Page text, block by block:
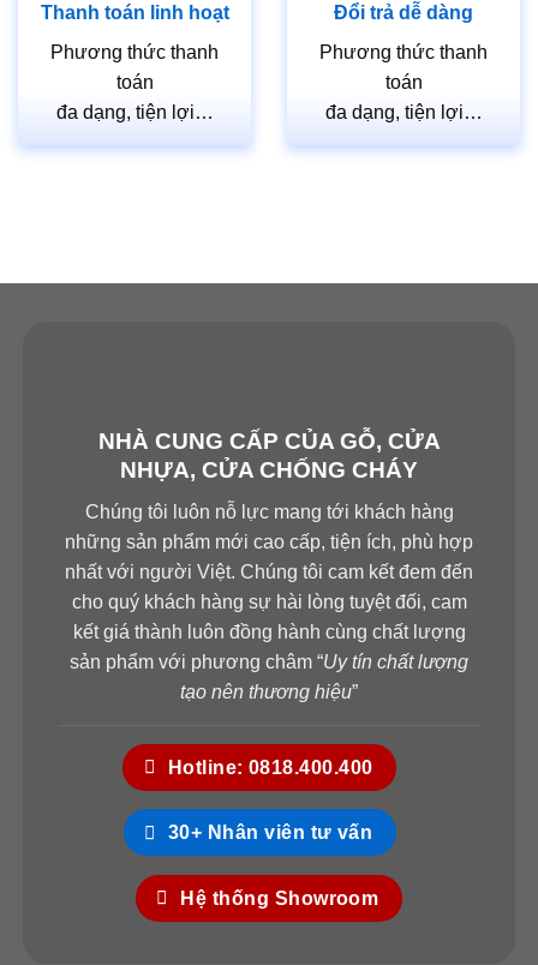
Thanh toán linh hoạt
Phương thức thanh
toán
đa dạng, tiện lợi…
Đổi trả dễ dàng
Phương thức thanh
toán
đa dạng, tiện lợi…
NHÀ CUNG CẤP CỦA GỖ, CỬA
NHỰA, CỬA CHỐNG CHÁY
Chúng tôi luôn nỗ lực mang tới khách hàng
những sản phẩm mới cao cấp, tiện ích, phù hợp
nhất với người Việt. Chúng tôi cam kết đem đến
cho quý khách hàng sự hài lòng tuyệt đối, cam
kết giá thành luôn đồng hành cùng chất lượng
sản phẩm với phương châm “Uy tín chất lượng
tạo nên thương hiệu”
Hotline: 0818.400.400
30+ Nhân viên tư vấn
Hệ thống Showroom